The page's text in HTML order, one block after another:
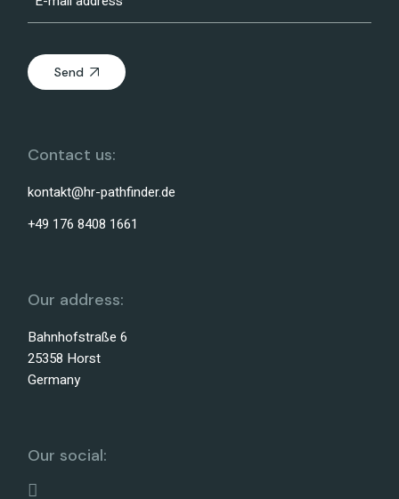
Send
Contact us:
kontakt@hr-pathfinder.de
+49 176 8408 1661
Our address:
Bahnhofstraße 6
25358 Horst
Germany
Our social: